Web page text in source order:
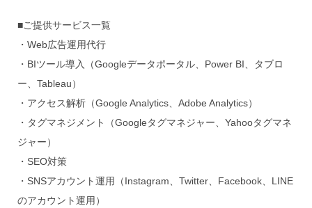
■ご提供サービス一覧
・Web広告運用代行
・BIツール導入（Googleデータポータル、Power BI、タブロ
ー、Tableau）
・アクセス解析（Google Analytics、Adobe Analytics）
・タグマネジメント（Googleタグマネジャー、Yahooタグマネ
ジャー）
・SEO対策
・SNSアカウント運用（Instagram、Twitter、Facebook、LINE
のアカウント運用）